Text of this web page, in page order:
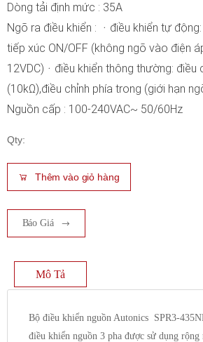
Dòng tải định mức : 35A
Ngõ ra điều khiển : ᆞđiều khiển tự động:
tiếp xúc ON/OFF (không ngõ vào điện
12VDC)ᆞđiều khiển thông thường: điều
(10kΩ),điều chỉnh phía trong (giới hạn
Nguồn cấp : 100-240VAC~ 50/60Hz
Qty:
Thêm vào giỏ hàng
Báo Giá
Mô Tả
Bộ điều khiển nguồn Autonics SPR3-
điều khiển nguồn 3 pha được sử dụng rộng